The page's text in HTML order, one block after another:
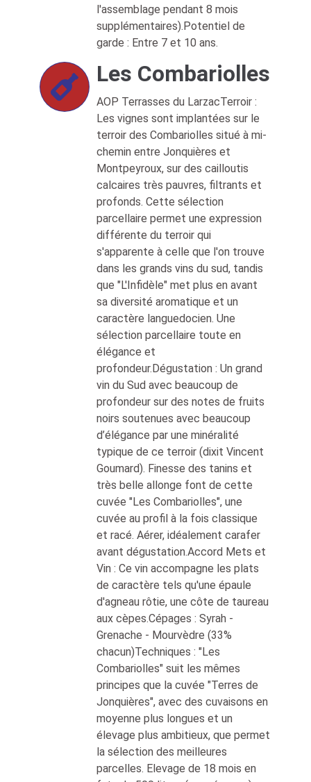
l'assemblage pendant 8 mois
supplémentaires).Potentiel de
garde : Entre 7 et 10 ans.
Les Combariolles
AOP Terrasses du LarzacTerroir :
Les vignes sont implantées sur le
terroir des Combariolles situé à mi-
chemin entre Jonquières et
Montpeyroux, sur des cailloutis
calcaires très pauvres, filtrants et
profonds. Cette sélection
parcellaire permet une expression
différente du terroir qui
s'apparente à celle que l'on trouve
dans les grands vins du sud, tandis
que "L'Infidèle" met plus en avant
sa diversité aromatique et un
caractère languedocien. Une
sélection parcellaire toute en
élégance et
profondeur.Dégustation : Un grand
vin du Sud avec beaucoup de
profondeur sur des notes de fruits
noirs soutenues avec beaucoup
d’élégance par une minéralité
typique de ce terroir (dixit Vincent
Goumard). Finesse des tanins et
très belle allonge font de cette
cuvée "Les Combariolles", une
cuvée au profil à la fois classique
et racé. Aérer, idéalement carafer
avant dégustation.Accord Mets et
Vin : Ce vin accompagne les plats
de caractère tels qu'une épaule
d'agneau rôtie, une côte de taureau
aux cèpes.Cépages : Syrah -
Grenache - Mourvèdre (33%
chacun)Techniques : "Les
Combariolles" suit les mêmes
principes que la cuvée "Terres de
Jonquières", avec des cuvaisons en
moyenne plus longues et un
élevage plus ambitieux, que permet
la sélection des meilleures
parcelles. Elevage de 18 mois en